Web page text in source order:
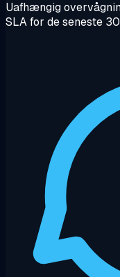
Uafhængig
SLA for de seneste